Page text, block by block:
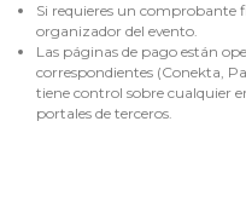
Si requieres un comprobante
organizador del evento.
Las páginas de pago están
correspondientes (Conekta,
tiene control sobre cualquier
portales de terceros.